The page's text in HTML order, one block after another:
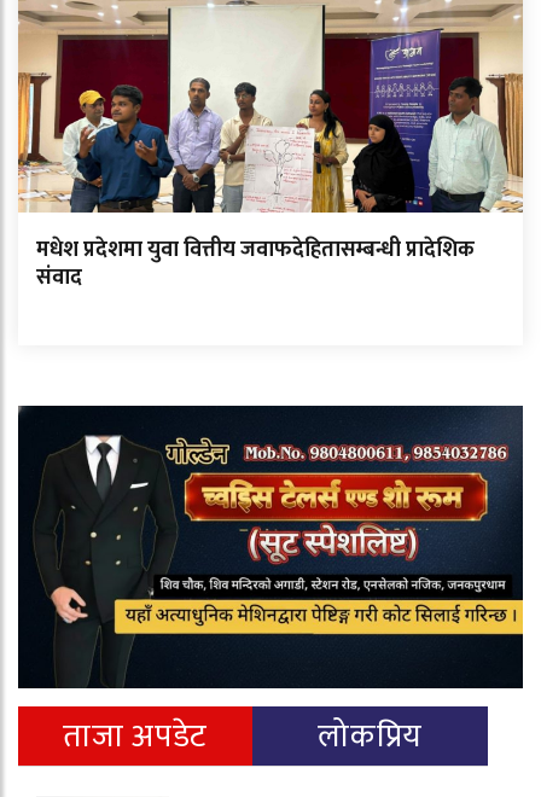
मधेश प्रदेशमा युवा वित्तीय जवाफदेहितासम्बन्धी प्रादेशिक
संवाद
ताजा अपडेट लोकप्रिय